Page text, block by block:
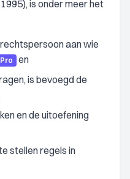
is onder meer het
aan wie
Pro
en
is bevoegd de
en de uitoefening
stellen regels in